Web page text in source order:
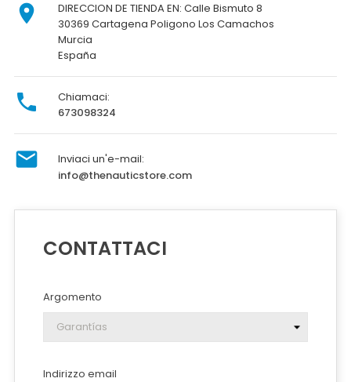

DIRECCION DE TIENDA EN: Calle Bismuto 8
30369 Cartagena Poligono Los Camachos
Murcia
España

Chiamaci:
673098324

Inviaci un'e-mail:
info@thenauticstore.com
CONTATTACI
Argomento
Indirizzo email